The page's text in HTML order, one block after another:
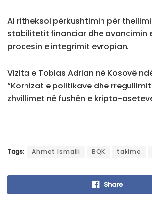
Ai ritheksoi përkushtimin për
stabilitetit financiar dhe avancimin
procesin e integrimit evropian.
Vizita e Tobias Adrian në Kosovë
“Kornizat e politikave dhe
zhvillimet në fushën e kripto-
Tags: Ahmet Ismaili BQK takime
Share